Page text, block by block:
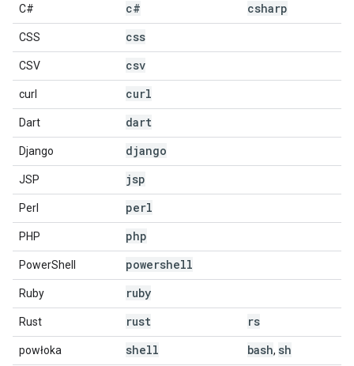
C# c# csharp
CSS css
CSV csv
curl curl
Dart dart
Django django
JSP jsp
Perl perl
PHP php
PowerShell powershell
Ruby ruby
Rust rust rs
powłoka shell bash, sh